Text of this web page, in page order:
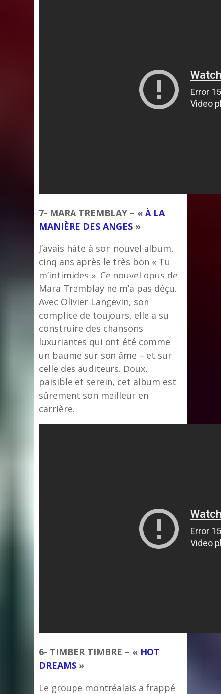
7- MARA TREMBLAY – « À LA
MANIÈRE DES ANGES »
J’avais hâte à son nouvel album,
cinq ans après le très bon « Tu
m’intimides ». Ce nouvel opus de
Mara Tremblay ne m’a pas déçu.
Avec Olivier Langevin, son
complice de toujours, elle a su
construire des chansons
luxuriantes qui ont été comme
un baume sur son âme – et sur
celle des auditeurs. Doux,
paisible et serein, cet album est
sûrement son meilleur en
carrière.
6- TIMBER TIMBRE – « HOT
DREAMS »
Le groupe montréalais a frappé